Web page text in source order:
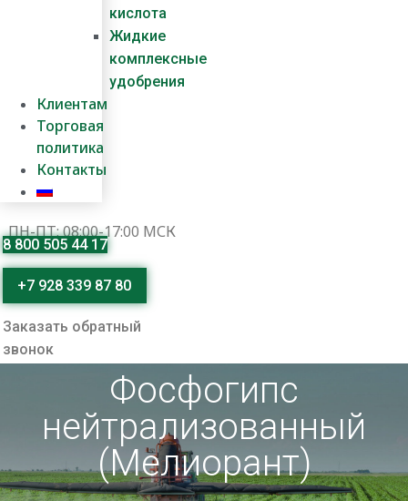
кислота
Жидкие
комплексные
удобрения
Клиентам
Торговая
политика
Контакты
ПН-ПТ: 08:00-17:00 МСК
8 800 505 44 17
+7 928 339 87 80
Заказать обратный
звонок
Фосфогипс
нейтрализованный
(Мелиорант)